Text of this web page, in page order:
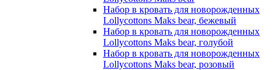
Набор в кровать для новорожденных
Lollycottons Maks bear, бежевый
Набор в кровать для новорожденных
Lollycottons Maks bear, голубой
Набор в кровать для новорожденных
Lollycottons Maks bear, розовый